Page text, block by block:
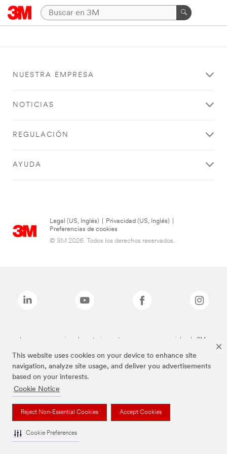
This website uses cookies on your device to enhance site
navigation, analyze site usage, and deliver you advertisements
based on your interests.
Cookie Notice
Reject Non-Essential Cookies Accept Cookies
Cookie Preferences
NUESTRA EMPRESA
NOTICIAS
REGULACIÓN
AYUDA
Legal (US, Inglés) Privacidad (US, Inglés)
Preferencias de cookies
© 3M 2026. Todos los derechos reservados..
Las marcas mencionadas anteriormente son marcas comerciales de 3M.